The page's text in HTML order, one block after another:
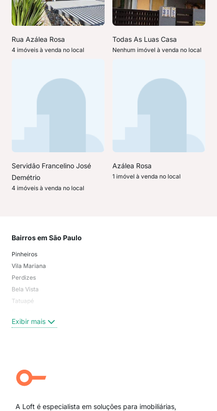
Rua Azálea Rosa
4 imóveis à venda no local
Todas As Luas Casa
Nenhum imóvel à venda no local
Servidão Francelino José
Demétrio
4 imóveis à venda no local
Azálea Rosa
1 imóvel à venda no local
Bairros em São Paulo
Pinheiros
Vila Mariana
Perdizes
Bela Vista
Tatuapé
Centro
Campo Belo
Ipiranga
Paraíso
Exibir mais
A Loft é especialista em soluções para imobiliárias,